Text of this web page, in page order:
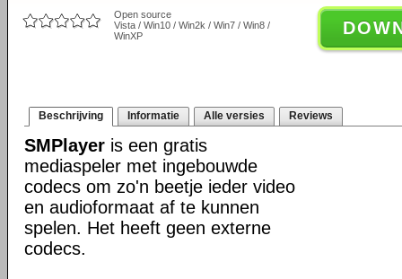
Open source
Vista / Win10 / Win2k / Win7 / Win8 /
WinXP
Beschrijving Informatie Alle versies Reviews
SMPlayer is een gratis
mediaspeler met ingebouwde
codecs om zo'n beetje ieder video
en audioformaat af te kunnen
spelen. Het heeft geen externe
codecs.